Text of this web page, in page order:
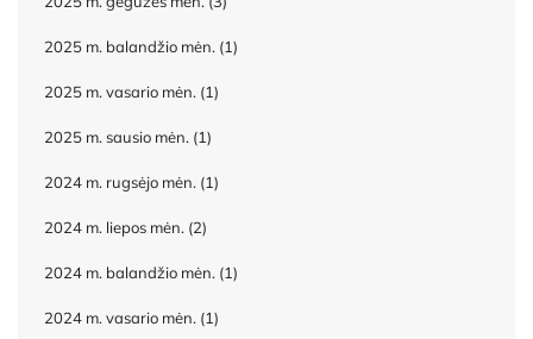
2025 m. balandžio mėn. (1)
2025 m. vasario mėn. (1)
2025 m. sausio mėn. (1)
2024 m. rugsėjo mėn. (1)
2024 m. liepos mėn. (2)
2024 m. balandžio mėn. (1)
2024 m. vasario mėn. (1)